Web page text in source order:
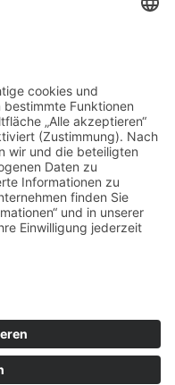
Paddeln macht